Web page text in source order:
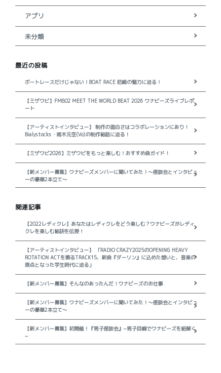
アプリ
未分類
最近の投稿
ボートレースだけじゃない！BOAT RACE 尼崎の魅力に迫る！
【ミザワビ】FM802 MEET THE WORLD BEAT 2026 ワナビーズライブレポ
ート
【アーティストインタビュー】 制作の面白さはコラボレーションにあり！
Bialystocks・甫木元空(Vo)の制作秘話に迫る！
【ミザワビ2026】ミザワビをもっと楽しむ！おすすめ曲ガイド！
【新メンバー募集】ワナビーズメンバーに聞いてみた！～座談会とインタビュ
ーの豪華2本立て～
関連記事
【2022レディクレ】あなたはレディクレをどう楽しむ？ワナビーズがレディ
クレを楽しむ秘訣を伝授！
【アーティストインタビュー】 「RADIO CRAZY2025のOPENING HEAVY
ROTATION ACTを飾るTRACK15、新曲『ダーリン』に込めた想いと、音楽の
原点となった学生時代に迫る」
【新メンバー募集】そんなのあったんだ！ワナビーズのお仕事
【新メンバー募集】ワナビーズメンバーに聞いてみた！～座談会とインタビュ
ーの豪華2本立て～
【新メンバー募集】初開催！『男子座談会』~男子目線でワナビーズを紐解く
~